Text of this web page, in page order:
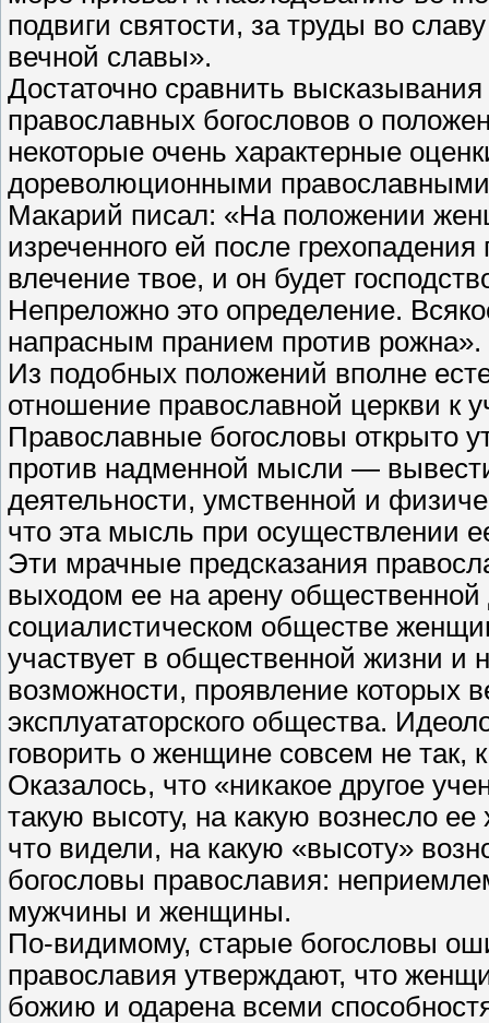
подвиги святости, за труды во
вечной славы».
Достаточно сравнить
православных богословов о
некоторые очень характерные
дореволюционными православными
Макарий писал: «На положении
изреченного ей после
влечение твое, и он будет
Непреложно это определение.
напрасным пранием против рожна».
Из подобных положений вполне
отношение православной церкви к
Православные богословы открыто
против надменной мысли —
деятельности, умственной и
что эта мысль при осуществлении
Эти мрачные предсказания
выходом ее на арену
социалистическом обществе
участвует в общественной жизни и
возможности, проявление которых
эксплуататорского общества.
говорить о женщине совсем не так,
Оказалось, что «никакое другое
такую высоту, на какую вознесло
что видели, на какую «высоту»
богословы православия:
мужчины и женщины.
По-видимому, старые богословы
православия утверждают, что
божию и одарена всеми